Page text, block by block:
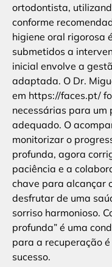
ortodontista,
conforme
higiene oral rigorosa
submetidos a
inicial envolve a
adaptada. O Dr.
em https://faces.pt/
necessárias para um
adequado. O
monitorizar o
profunda, agora
paciência e a
chave para alcançar
desfrutar de uma
sorriso harmonioso.
profunda” é uma
para a recuperação
sucesso.